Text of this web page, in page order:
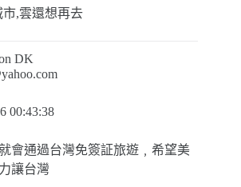
,雲還想再去
DK
00:43:38
會通過台灣免簽証旅遊﹐希望美
讓台灣